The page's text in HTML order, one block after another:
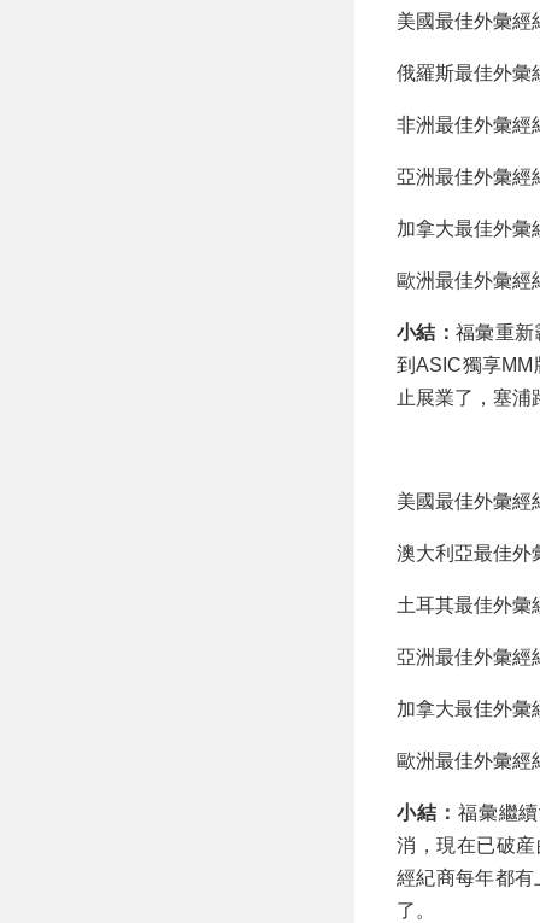
美國最佳外彙經
俄羅斯最佳外彙
非洲最佳外彙經
亞洲最佳外彙經
加拿大最佳外彙
歐洲最佳外彙經
小結：福彙重新
到ASIC獨享
止展業了，塞浦
美國最佳外彙經
澳大利亞最佳外
土耳其最佳外彙
亞洲最佳外彙經
加拿大最佳外彙
歐洲最佳外彙經
小結： 福彙繼
消，現在已破産
經紀商每年都
了。